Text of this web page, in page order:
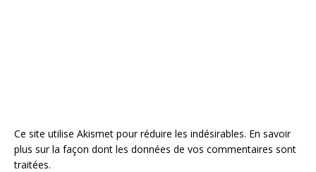
Ce site utilise Akismet pour réduire les indésirables. En savoir
plus sur la façon dont les données de vos commentaires sont
traitées.